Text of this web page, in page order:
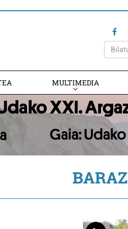
MULTIMEDIA